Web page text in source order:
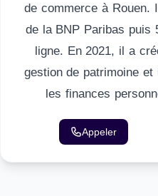
de commerce à Rouen.
de la BNP Paribas puis
ligne. En 2021, il a
gestion de patrimoine
les finances
Appeler